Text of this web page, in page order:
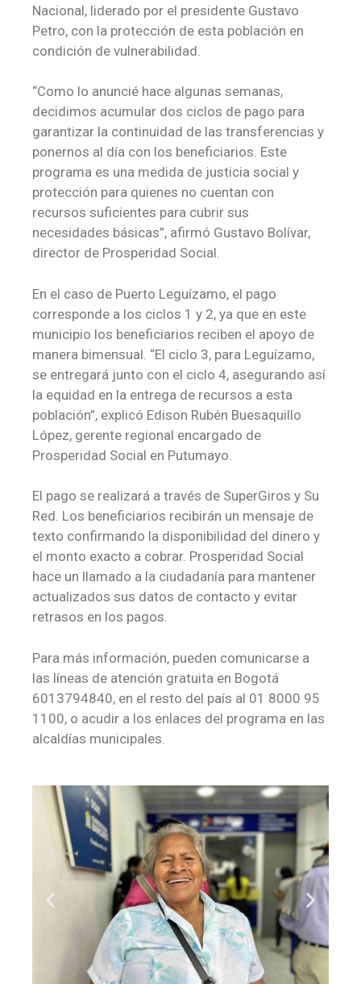
Nacional, liderado por el presidente Gustavo
Petro, con la protección de esta población en
condición de vulnerabilidad.
“Como lo anuncié hace algunas semanas,
decidimos acumular dos ciclos de pago para
garantizar la continuidad de las transferencias y
ponernos al día con los beneficiarios. Este
programa es una medida de justicia social y
protección para quienes no cuentan con
recursos suficientes para cubrir sus
necesidades básicas”, afirmó Gustavo Bolívar,
director de Prosperidad Social.
En el caso de Puerto Leguízamo, el pago
corresponde a los ciclos 1 y 2, ya que en este
municipio los beneficiarios reciben el apoyo de
manera bimensual. “El ciclo 3, para Leguízamo,
se entregará junto con el ciclo 4, asegurando así
la equidad en la entrega de recursos a esta
población”, explicó Edison Rubén Buesaquillo
López, gerente regional encargado de
Prosperidad Social en Putumayo.
El pago se realizará a través de SuperGiros y Su
Red. Los beneficiarios recibirán un mensaje de
texto confirmando la disponibilidad del dinero y
el monto exacto a cobrar. Prosperidad Social
hace un llamado a la ciudadanía para mantener
actualizados sus datos de contacto y evitar
retrasos en los pagos.
Para más información, pueden comunicarse a
las líneas de atención gratuita en Bogotá
6013794840, en el resto del país al 01 8000 95
1100, o acudir a los enlaces del programa en las
alcaldías municipales.